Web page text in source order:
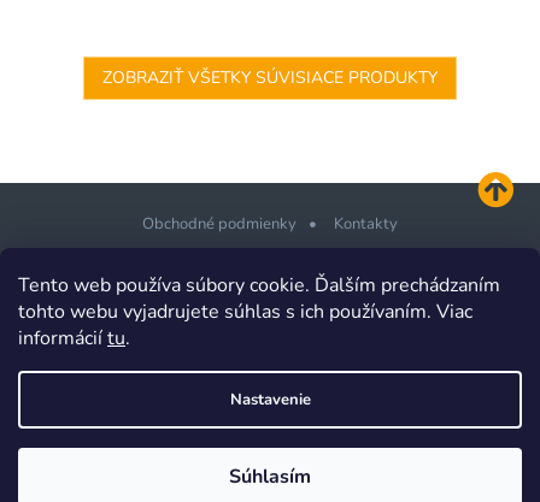
Tento web používa súbory cookie. Ďalším prechádzaním
tohto webu vyjadrujete súhlas s ich používaním. Viac
informáciítu.
Nastavenie
Súhlasím
ZOBRAZIŤ VŠETKY SÚVISIACE PRODUKTY
Obchodné podmienky Kontakty
Copyright 2026
práva vyhradené.
Design šablony vytvořilShoptetak.cz